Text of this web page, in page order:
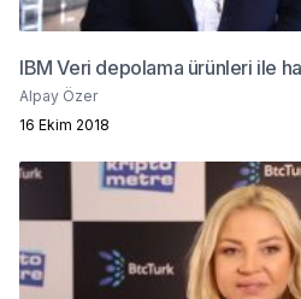
IBM Veri depolama ürünleri ile
Alpay Özer
16 Ekim 2018